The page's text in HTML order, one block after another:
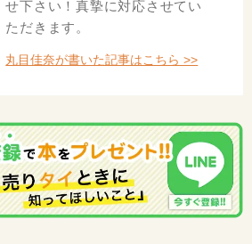
せ下さい！真摯に対応させてい
ただきます。
丸目佳奈が書いた記事はこちら >>